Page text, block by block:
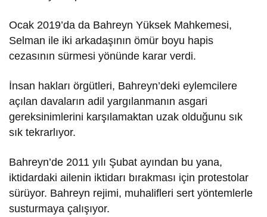
Ocak 2019’da da Bahreyn Yüksek Mahkemesi,
Selman ile iki arkadaşının ömür boyu hapis
cezasının sürmesi yönünde karar verdi.
İnsan hakları örgütleri, Bahreyn’deki eylemcilere
açılan davaların adil yargılanmanın asgari
gereksinimlerini karşılamaktan uzak olduğunu sık
sık tekrarlıyor.
Bahreyn’de 2011 yılı Şubat ayından bu yana,
iktidardaki ailenin iktidarı bırakması için protestolar
sürüyor. Bahreyn rejimi, muhalifleri sert yöntemlerle
susturmaya çalışıyor.